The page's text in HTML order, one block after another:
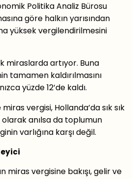
Politika Analiz Bürosu
göre halkın yarısından
yüksek vergilendirilmesini
miraslarda artıyor. Buna
tamamen kaldırılmasını
yüzde 12’de kaldı.
vergisi, Hollanda’da sık sık
olarak anılsa da toplumun
varlığına karşı değil.
miras vergisine bakışı, gelir ve